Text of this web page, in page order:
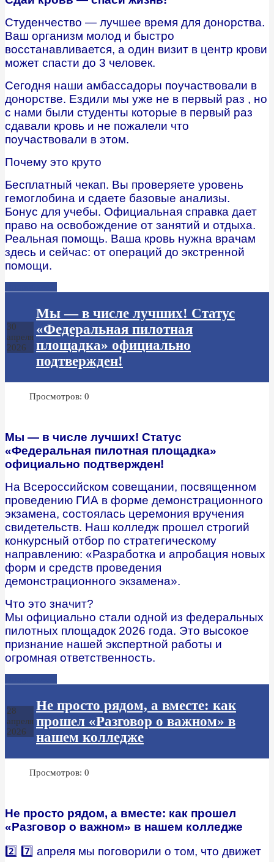
Студенчество — лучшее время для донорства.
Ваш организм молод и быстро
восстанавливается, а один визит в центр крови
может спасти до 3 человек.
Сегодня наши амбассадоры поучаствовали в
донорстве. Ездили мы уже не в первый раз , но
с нами были студенты которые в первый раз
сдавали кровь и не пожалели что
поучаствовали в этом.
Почему это круто
Бесплатный чекап. Вы проверяете уровень
гемоглобина и сдаете базовые анализы.
Бонус для учебы. Официальная справка дает
право на освобождение от занятий и отдыха.
Реальная помощь. Ваша кровь нужна врачам
здесь и сейчас: от операций до экстренной
помощи.
30
апреля
2026
Мы — в числе лучших! Статус
«Федеральная пилотная
площадка» официально
подтвержден!
Просмотров: 0
Мы — в числе лучших! Статус
«Федеральная пилотная площадка»
официально подтвержден!
На Всероссийском совещании, посвященном
проведению ГИА в форме демонстрационного
экзамена, состоялась церемония вручения
свидетельств. Наш колледж прошел строгий
конкурсный отбор по стратегическому
направлению: «Разработка и апробация новых
форм и средств проведения
демонстрационного экзамена».
Что это значит?
Мы официально стали одной из федеральных
пилотных площадок 2026 года. Это высокое
признание нашей экспертной работы и
огромная ответственность.
28
апреля
2026
Не просто рядом, а вместе: как
прошел «Разговор о важном» в
нашем колледже
Просмотров: 0
Не просто рядом, а вместе: как прошел
«Разговор о важном» в нашем колледже
2️⃣ 7️⃣ апреля мы поговорили о том, что движет